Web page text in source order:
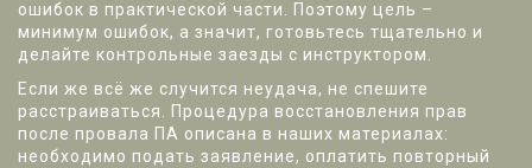
ошибок в практической части. Поэтому цель –
минимум ошибок, а значит, готовьтесь тщательно и
делайте контрольные заезды с инструктором.
Если же всё же случится неудача, не спешите
расстраиваться. Процедура восстановления прав
после провала ПА описана в наших материалах:
необходимо подать заявление, оплатить повторный